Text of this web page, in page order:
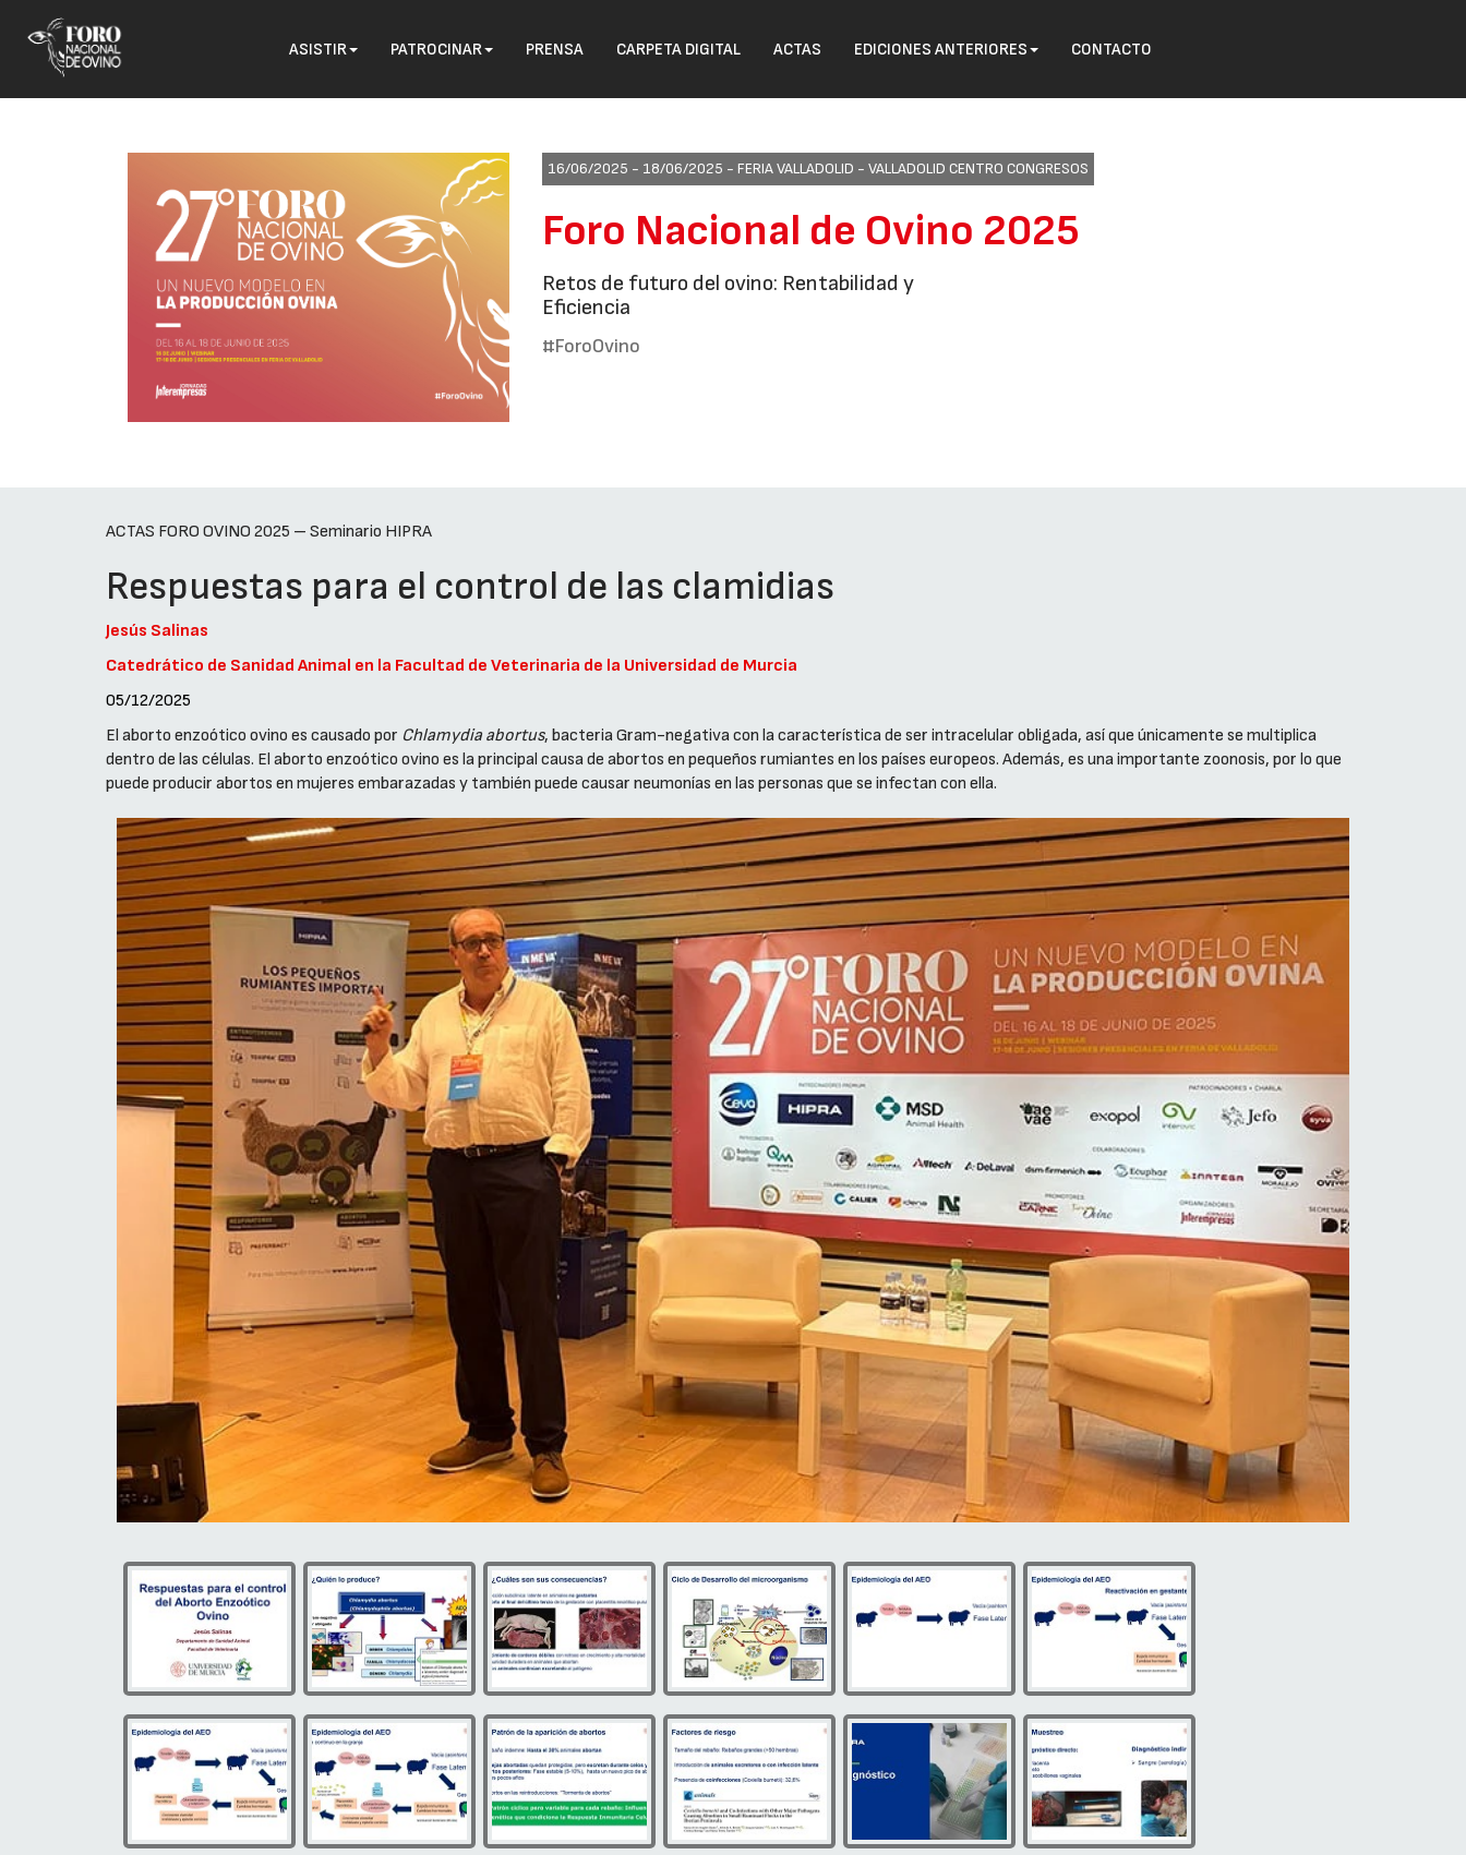
ASISTIR PATROCINAR PRENSA CARPETA DIGITAL ACTAS EDICIONES ANTERIORES CONTACTO
16/06/2025 - 18/06/2025 - FERIA VALLADOLID - VALLADOLID CENTRO CONGRESOS
Foro Nacional de Ovino 2025
Retos de futuro del ovino: Rentabilidad y
Eficiencia
#ForoOvino
ACTAS FORO OVINO 2025 – Seminario HIPRA
Respuestas para el control de las clamidias
Jesús Salinas
Catedrático de Sanidad Animal en la Facultad de Veterinaria de la Universidad de Murcia
05/12/2025
El aborto enzoótico ovino es causado por Chlamydia abortus, bacteria Gram-negativa con la característica de ser intracelular obligada, así que únicamente se multiplica
dentro de las células. El aborto enzoótico ovino es la principal causa de abortos en pequeños rumiantes en los países europeos. Además, es una importante zoonosis, por lo que
puede producir abortos en mujeres embarazadas y también puede causar neumonías en las personas que se infectan con ella.